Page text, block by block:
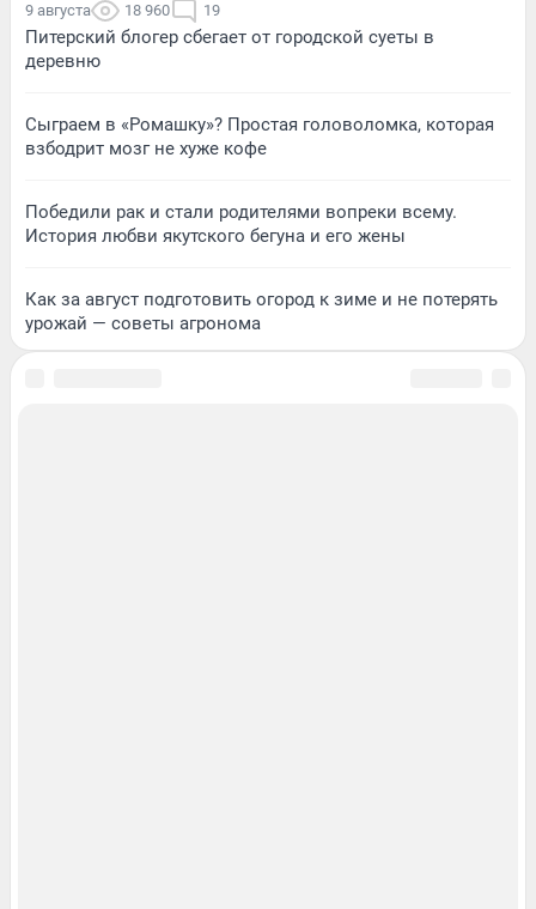
9 августа 18 960 19
Питерский блогер сбегает от городской суеты в
деревню
Сыграем в «Ромашку»? Простая головоломка, которая
взбодрит мозг не хуже кофе
Победили рак и стали родителями вопреки всему.
История любви якутского бегуна и его жены
Как за август подготовить огород к зиме и не потерять
урожай — советы агронома